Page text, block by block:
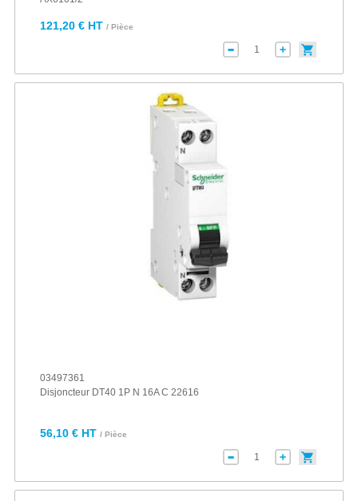
121,20 € HT / Pièce
03497361
Disjoncteur DT40 1P N 16A C 22616
56,10 € HT / Pièce